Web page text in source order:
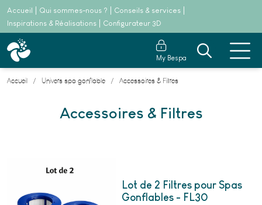
Accueil Qui sommes-nous ?
Conseils & services
Inspirations & Réalisations
Configurateur 3D
My Bespa
Accueil Univers spa gonflable Accessoires & Filtres
Accessoires & Filtres
Lot de 2 Filtres pour Spas
Gonflables - FL30